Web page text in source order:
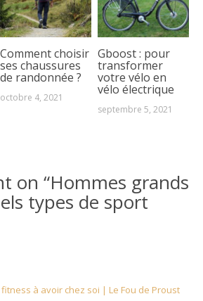
Comment choisir
ses chaussures
de randonnée ?
octobre 4, 2021
Gboost : pour
transformer
votre vélo en
vélo électrique
septembre 5, 2021
on “Hommes grands
types de sport
à avoir chez soi | Le Fou de Proust